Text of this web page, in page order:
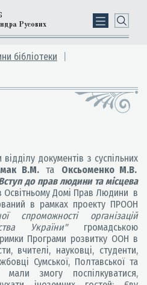
Русових
бібліотеки
відділу документів з суспільних
В.М. та
Оксьоменко М.В.
до прав людини та місцева
Домі Прав Людини в
в рамках проекту ПРООН
спроможності організацій
України"громадською
Програми розвитку ООН в
вчителі, науковці, студенти,
Сумської, Полтавської та
мали змогу поспілкуватися,